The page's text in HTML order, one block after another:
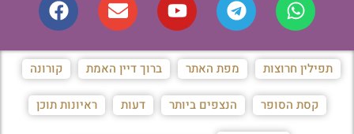
תפילין חרוצות מפת האתר ברוך דיין האמת קורונה
קסת הסופר הנצפים ביותר דעות ראיונות תוכן